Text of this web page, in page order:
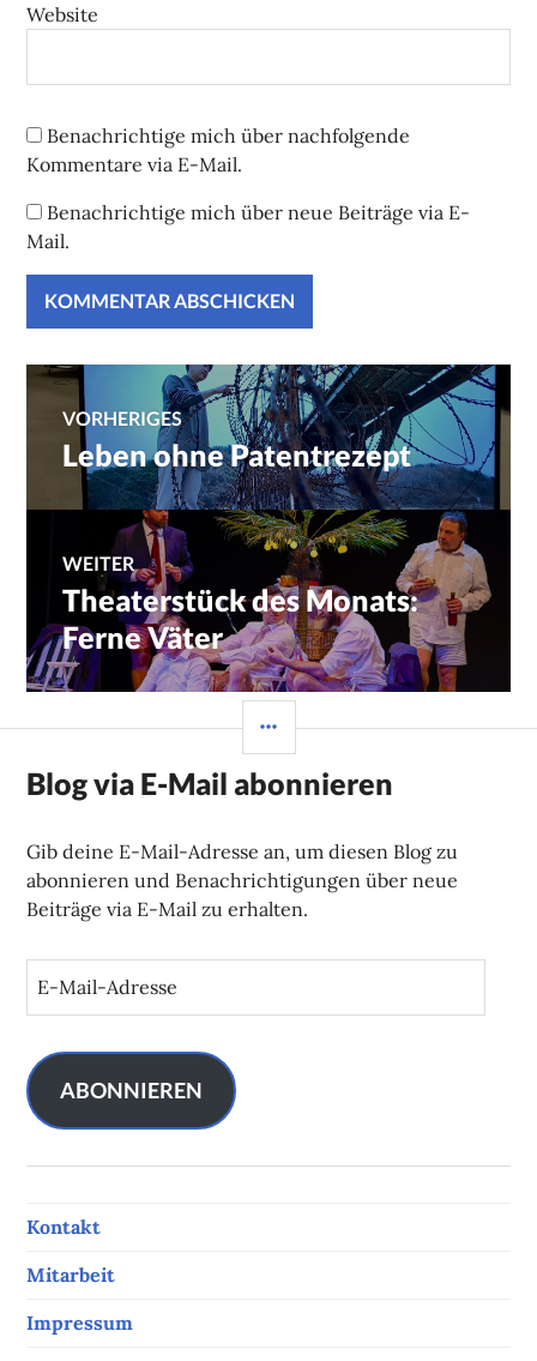
Website
Benachrichtige mich über nachfolgende
Kommentare via E-Mail.
Benachrichtige mich über neue Beiträge via E-
Mail.
Beitragsnavigation
VORHERIGES
Vorheriger
Beitrag:
Leben ohne Patentrezept
WEITER
Nächster
Beitrag:
Theaterstück des Monats:
Ferne Väter
Blog via E-Mail abonnieren
Gib deine E-Mail-Adresse an, um diesen Blog zu
abonnieren und Benachrichtigungen über neue
Beiträge via E-Mail zu erhalten.
i
l
A
r
s
s
ABONNIEREN
Kontakt
Mitarbeit
Impressum